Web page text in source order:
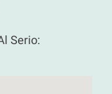
Serio: